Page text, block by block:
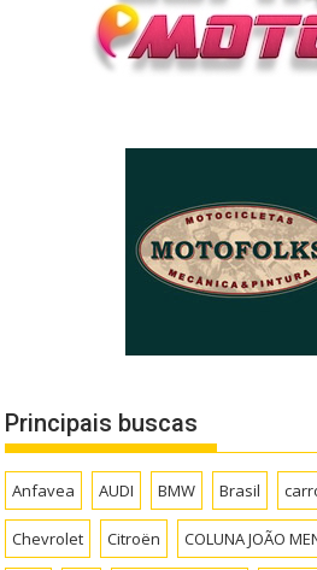
Principais buscas
Anfavea AUDI BMW Brasil
Chevrolet Citroën COLUNA JOÃO